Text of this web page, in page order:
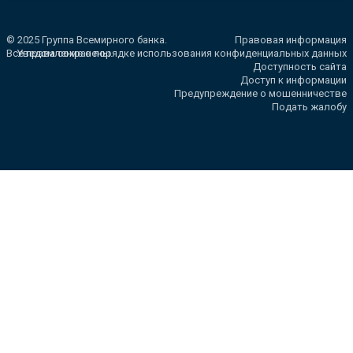
© 2025 Группа Всемирного банка.
Все права сохранены.
Правовая информация
Уведомление о порядке использования конфиденциальных данных
Доступность сайта
Доступ к информации
Предупреждение о мошенничестве
Подать жалобу